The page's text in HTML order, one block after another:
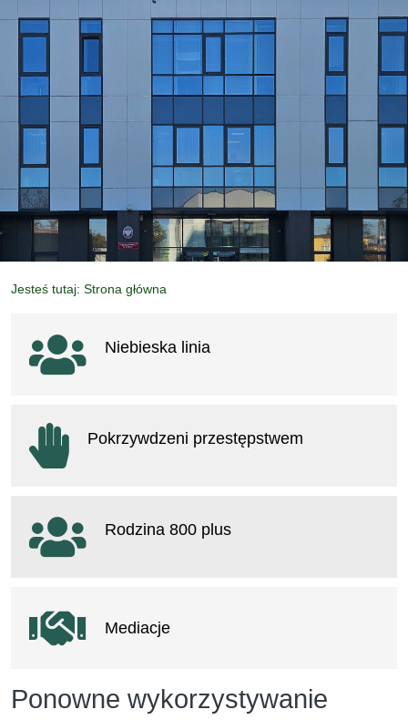
Jesteś tutaj: Strona główna
Ponowne wykorzystywanie
Ważne linki
Niebieska linia
Pokrzywdzeni przestępstwem
Rodzina 800 plus
Mediacje